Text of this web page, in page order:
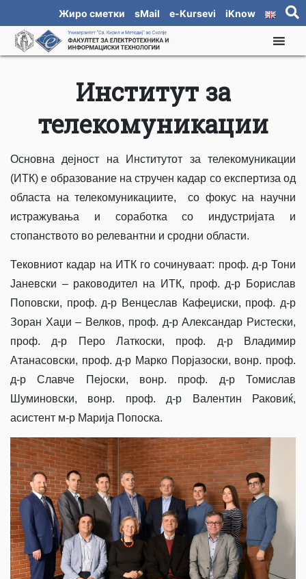
Жиро сметки sMail e-Kursevi iKnow
Институт за
телекомуникации
Основна дејност на Институтот за телекомуникации
(ИТК) е образование на стручен кадар со експертиза од
областа на телекомуникациите, со фокус на научни
истражувања и соработка со индустријата и
стопанството во релевантни и сродни области.
Тековниот кадар на ИТК го сочинуваат: проф. д-р Тони
Јаневски – раководител на ИТК, проф. д-р Борислав
Поповски, проф. д-р Венцеслав Кафеџиски, проф. д-р
Зоран Хаџи – Велков, проф. д-р Александар Ристески,
проф. д-р Перо Латкоски, проф. д-р Владимир
Атанасовски, проф. д-р Марко Порјазоски, вонр. проф.
д-р Славче Пејоски, вонр. проф. д-р Томислав
Шуминовски, вонр. проф. д-р Валентин Раковиќ,
асистент м-р Марија Попоска.